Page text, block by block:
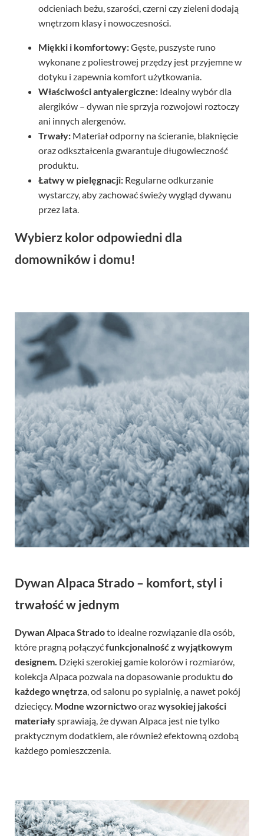
odcieniach beżu, szarości, czerni czy zieleni dodają
wnętrzom klasy i nowoczesności.
Miękki i komfortowy:Gęste, puszyste runo
wykonane z poliestrowej przędzy jest przyjemne w
dotyku i zapewnia komfort użytkowania.
Właściwości antyalergiczne: Idealny wybór dla
alergików – dywan nie sprzyja rozwojowi roztoczy
ani innych alergenów.
Trwały: Materiał odporny na ścieranie, blaknięcie
oraz odkształcenia gwarantuje długowieczność
produktu.
Łatwy w pielęgnacji: Regularne odkurzanie
wystarczy, aby zachować świeży wygląd dywanu
przez lata.
Wybierz kolor odpowiedni dla
domowników i domu!
Dywan Alpaca Strado – komfort, styl i
trwałość w jednym
Dywan Alpaca Stradoto idealne rozwiązanie dla osób,
które pragną połączyćfunkcjonalność z wyjątkowym
designem. Dzięki szerokiej gamie kolorów i rozmiarów,
kolekcja Alpaca pozwala na dopasowanie produktu do
każdego wnętrza, od salonu po sypialnię, a nawet pokój
dziecięcy. Modne wzornictwoorazwysokiej jakości
materiałysprawiają, że dywan Alpaca jest nie tylko
praktycznym dodatkiem, ale również efektowną ozdobą
każdego pomieszczenia.